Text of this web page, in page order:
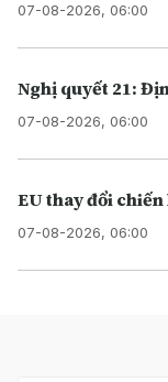
07-08-2026, 06:00
Nghị quyết 21:
07-08-2026, 06:00
EU thay đổi
07-08-2026, 06:00